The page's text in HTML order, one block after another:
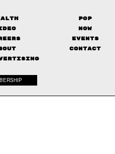
Pop
Now
Events
Contact